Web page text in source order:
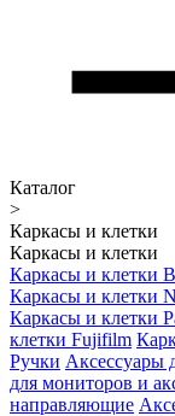
Каталог
>
Каркасы и клетки
Каркасы и клетки
Каркасы и клетки
Каркасы и клетки
Каркасы и клетки
клетки Fujifilm
Ручки Аксессуары
для мониторов и
направляющие